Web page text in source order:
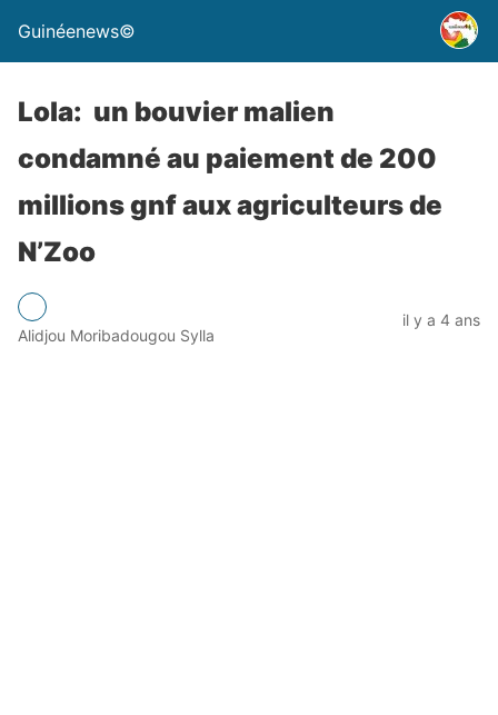
Guinéenews©
Lola: un bouvier malien
condamné au paiement de 200
millions gnf aux agriculteurs de
N’Zoo
Alidjou Moribadougou Sylla
il y a 4 ans